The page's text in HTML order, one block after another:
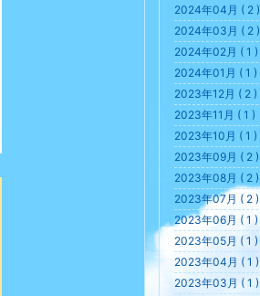
2024年04月 ( 2 )
2024年03月 ( 2 )
2024年02月 ( 1 )
2024年01月 ( 1 )
2023年12月 ( 2 )
2023年11月 ( 1 )
2023年10月 ( 1 )
2023年09月 ( 2 )
2023年08月 ( 2 )
2023年07月 ( 2 )
2023年06月 ( 1 )
2023年05月 ( 1 )
2023年04月 ( 1 )
2023年03月 ( 1 )